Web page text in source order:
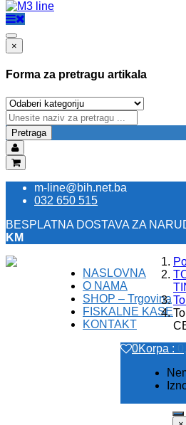
×
Forma za pretragu artikala
Pretraga
m-line@bih.net.ba
032 650 515
BESPLATNA DOSTAVA ZA
KM
NASLOVNA
O NAMA
SHOP – Trgovina
FISKALNE KASE
KONTAKT
Korpa :
0